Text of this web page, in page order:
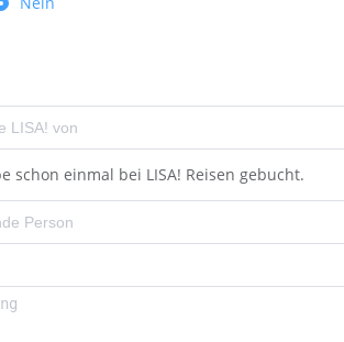
schon einmal bei LISA! Reisen gebucht.